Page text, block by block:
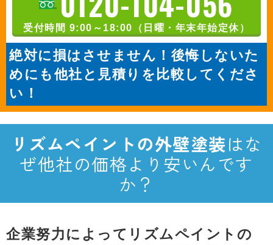
受付時間 9:00～18:00（日曜・年末年始定休）
絶対に損はさせません！後悔しないた
めにも他社と見積りを比較してくださ
い！
リズムペイントの外壁塗装はな
ぜ他社の価格より安いんです
か？
企業努力によってリズムペイントの